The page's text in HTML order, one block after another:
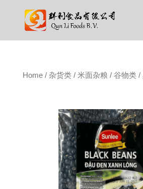
Home/ 杂货类/ 米面杂粮 / 谷物类/